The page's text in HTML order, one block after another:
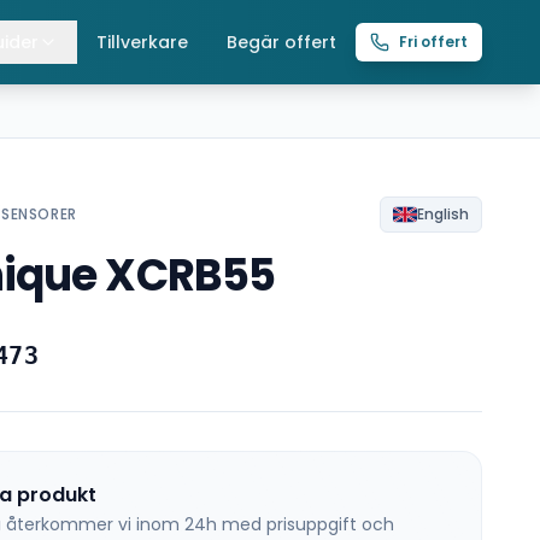
Lintelfrar
Tillverkare Begär offert Fri offert
English
XCRB55
produkt
återkommer vi inom 24h med prisuppgift och